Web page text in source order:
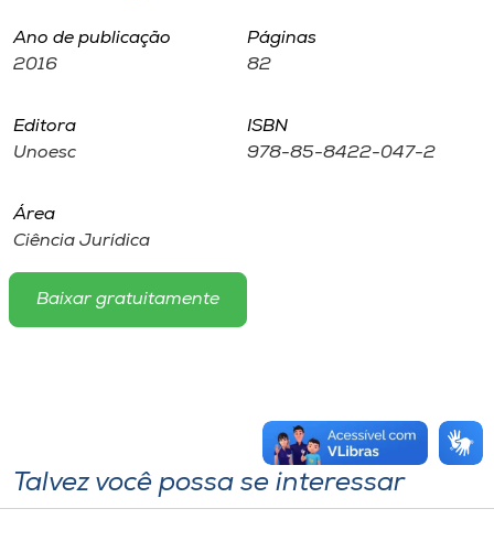
Ano de publicação
2016
Páginas
82
Editora
Unoesc
ISBN
978-85-8422-047-2
Área
Ciência Jurídica
Baixar gratuitamente
Talvez você possa se interessar